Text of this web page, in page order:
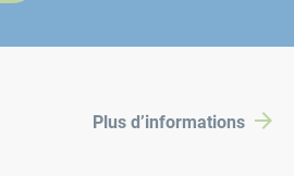
Plus d’informations